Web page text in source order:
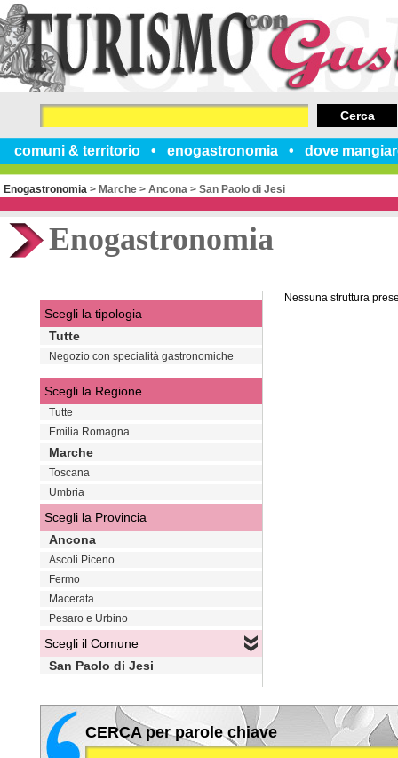
comuni & territorio enogastronomia dove
Cerca
Enogastronomia > Marche > Ancona > San Paolo di Jesi
Enogastronomia
Nessuna struttura
Scegli la tipologia
Tutte
Negozio con specialità gastronomiche
Scegli la Regione
Tutte
Emilia Romagna
Marche
Toscana
Umbria
Scegli la Provincia
Ancona
Ascoli Piceno
Fermo
Macerata
Pesaro e Urbino
Scegli il Comune
San Paolo di Jesi
CERCA per parole chiave